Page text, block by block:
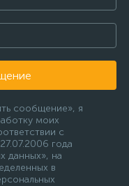
сообщение», я
моих
с
года
данных», на
в